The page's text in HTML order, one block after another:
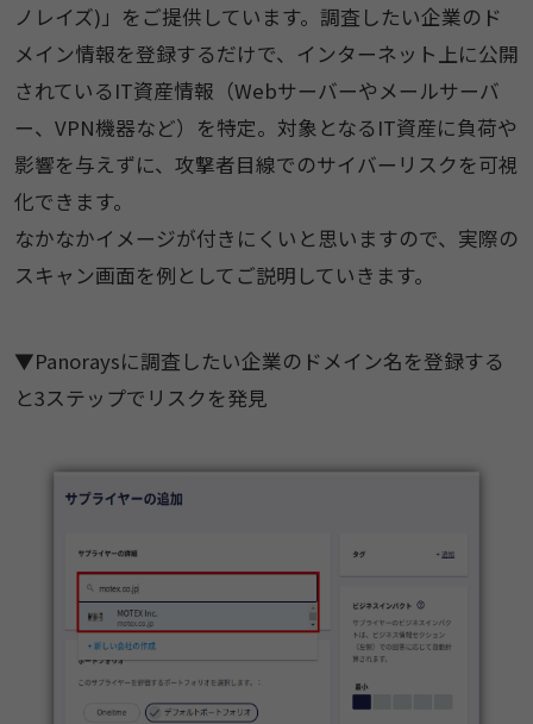
ノレイズ)」をご提供しています。調査したい企業のド
メイン情報を登録するだけで、インターネット上に公開
されているIT資産情報（Webサーバーやメールサーバ
ー、VPN機器など）を特定。対象となるIT資産に負荷や
影響を与えずに、攻撃者目線でのサイバーリスクを可視
化できます。
なかなかイメージが付きにくいと思いますので、実際の
スキャン画面を例としてご説明していきます。
▼Panoraysに調査したい企業のドメイン名を登録する
と3ステップでリスクを発見